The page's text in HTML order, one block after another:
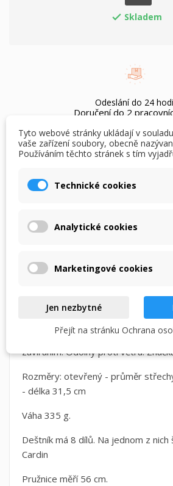
 Skladem
Odeslání do 24
Doručení do 2
Pouze pro nepoužité zboží s
DETAILY PRODUKTU
Pánský deštník s plně
zavíráním. Odolný proti větru.
Rozměry: otevřený - průměr
- délka 31,5 cm
Váha 335 g.
Deštník má 8 dílů. Na jednom z
Cardin
Pružnice měří 56 cm.
add_circle_outline Vytvořit nový seznam
Zrušit
Tyto webové stránky ukládají v
vaše zařízení soubory, obecně
Používáním těchto stránek s tím
Technické cookies
Analytické cookies
Marketingové cookies
Jen nezbytné
Přejít na stránku Ochrana